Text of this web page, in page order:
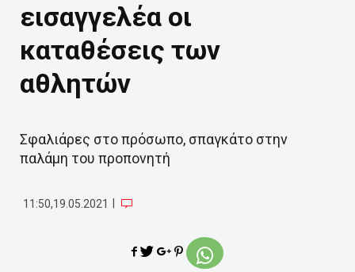
εισαγγελέα οι
καταθέσεις των
αθλητών
Σφαλιάρες στο πρόσωπο, σπαγκάτο στην
παλάμη του προπονητή
11:50,19.05.2021